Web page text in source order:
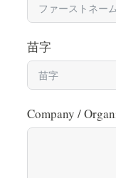
苗字
Company /